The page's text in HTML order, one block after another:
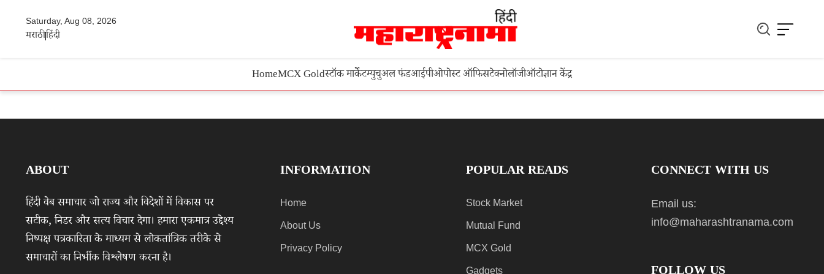
Saturday, Aug 08, 2026
मराठीहिंदी
HomeMCX Goldस्टॉक मार्केटम्युचुअल फंडआईपीओपोस्ट ऑफिसटेक्नोलॉजीऑटोज्ञान केंद्र
ABOUT
हिंदी वेब समाचार जो राज्य और विदेशों में विकास पर
सटीक, निडर और सत्य विचार देगा। हमारा एकमात्र उद्देश्य
निष्पक्ष पत्रकारिता के माध्यम से लोकतांत्रिक तरीके से
समाचारों का निर्भीक विश्लेषण करना है।
INFORMATION
Home
About Us
Privacy Policy
POPULAR READS
Stock Market
Mutual Fund
MCX Gold
Gadgets
CONNECT WITH US
Email us:
info@maharashtranama.com